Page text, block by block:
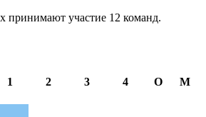
принимают участие 12 команд.
1 2 3 4 О М